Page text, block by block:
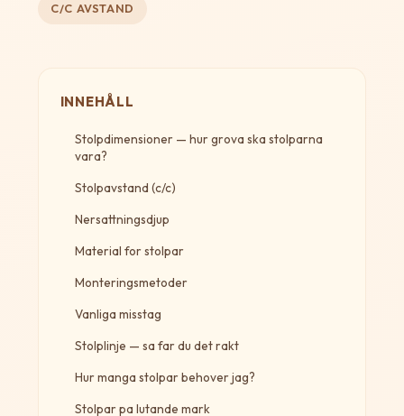
C/C AVSTAND
INNEHÅLL
Stolpdimensioner — hur grova ska stolparna
vara?
Stolpavstand (c/c)
Nersattningsdjup
Material for stolpar
Monteringsmetoder
Vanliga misstag
Stolplinje — sa far du det rakt
Hur manga stolpar behover jag?
Stolpar pa lutande mark